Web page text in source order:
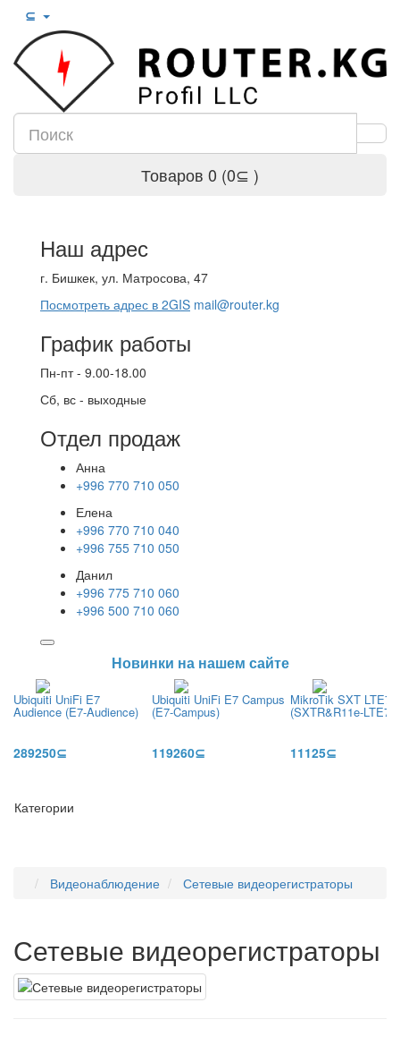
⊆
Товаров 0 (0⊆ )
Наш адрес
г. Бишкек, ул. Матросова, 47
Посмотреть адрес в 2GIS mail@router.kg
График работы
Пн-пт - 9.00-18.00
Сб, вс - выходные
Отдел продаж
Анна
+996 770 710 050
Елена
+996 770 710 040
+996 755 710 050
Данил
+996 775 710 060
+996 500 710 060
Новинки на нашем сайте
Ubiquiti UniFi E7
Audience (E7-Audience)
289250⊆
Ubiquiti UniFi E7 Campus
(E7-Campus)
119260⊆
MikroTik SXT LTE7
(SXTR&R11e-LTE7)
11125⊆
Категории
Видеонаблюдение Сетевые видеорегистраторы
Сетевые видеорегистраторы